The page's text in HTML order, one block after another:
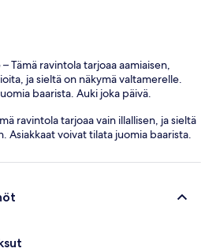
Tämä ravintola tarjoaa aamiaisen,
ja sieltä on näkymä valtamerelle.
baarista. Auki joka päivä.
ravintola tarjoaa vain illallisen, ja sieltä
Asiakkaat voivat tilata juomia baarista.